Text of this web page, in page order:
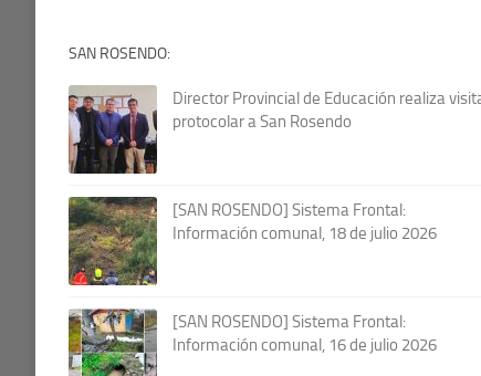
SAN ROSENDO:
Director Provincial de Educación realiza
protocolar a San Rosendo
[SAN ROSENDO] Sistema Frontal:
Información comunal, 18 de julio 2026
[SAN ROSENDO] Sistema Frontal:
Información comunal, 16 de julio 2026